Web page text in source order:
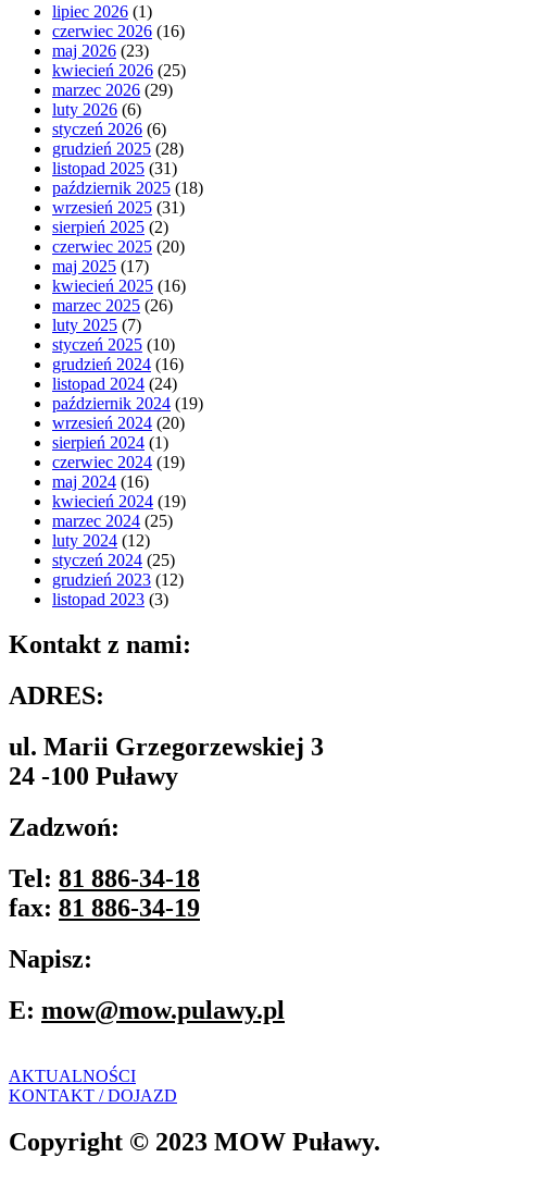
lipiec 2026 (1)
czerwiec 2026 (16)
maj 2026 (23)
kwiecień 2026 (25)
marzec 2026 (29)
luty 2026 (6)
styczeń 2026 (6)
grudzień 2025 (28)
listopad 2025 (31)
październik 2025 (18)
wrzesień 2025 (31)
sierpień 2025 (2)
czerwiec 2025 (20)
maj 2025 (17)
kwiecień 2025 (16)
marzec 2025 (26)
luty 2025 (7)
styczeń 2025 (10)
grudzień 2024 (16)
listopad 2024 (24)
październik 2024 (19)
wrzesień 2024 (20)
sierpień 2024 (1)
czerwiec 2024 (19)
maj 2024 (16)
kwiecień 2024 (19)
marzec 2024 (25)
luty 2024 (12)
styczeń 2024 (25)
grudzień 2023 (12)
listopad 2023 (3)
Kontakt z nami:
ADRES:
ul. Marii Grzegorzewskiej 3
24 -100 Puławy
Zadzwoń:
Tel: 81 886-34-18
fax: 81 886-34-19
Napisz:
E: mow@mow.pulawy.pl
AKTUALNOŚCI
KONTAKT / DOJAZD
Copyright © 2023 MOW Puławy.